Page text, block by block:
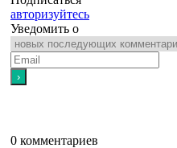
авторизуйтесь
Уведомить о
0 комментариев